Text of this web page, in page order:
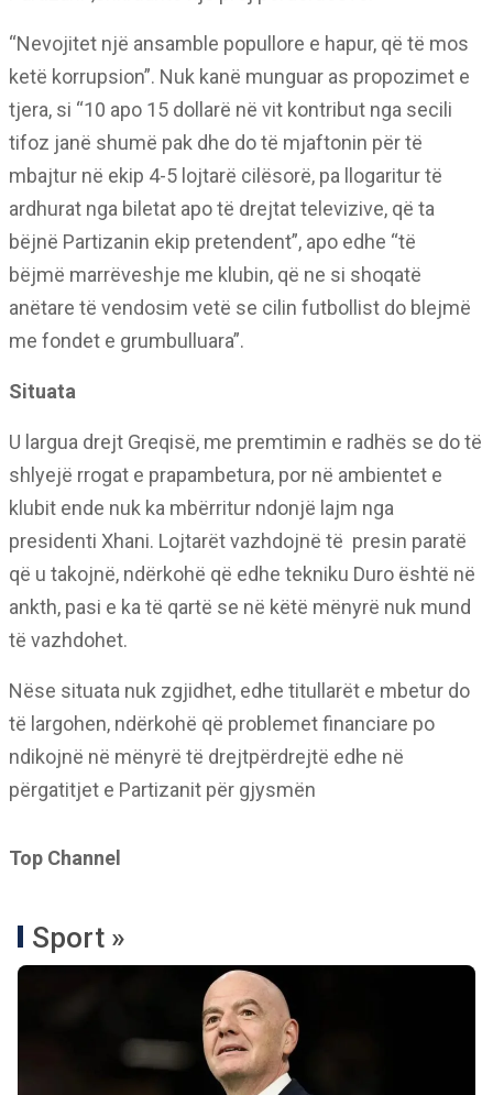
“Nevojitet një ansamble popullore e hapur, që të mos
ketë korrupsion”. Nuk kanë munguar as propozimet e
tjera, si “10 apo 15 dollarë në vit kontribut nga secili
tifoz janë shumë pak dhe do të mjaftonin për të
mbajtur në ekip 4-5 lojtarë cilësorë, pa llogaritur të
ardhurat nga biletat apo të drejtat televizive, që ta
bëjnë Partizanin ekip pretendent”, apo edhe “të
bëjmë marrëveshje me klubin, që ne si shoqatë
anëtare të vendosim vetë se cilin futbollist do blejmë
me fondet e grumbulluara”.
Situata
U largua drejt Greqisë, me premtimin e radhës se do të
shlyejë rrogat e prapambetura, por në ambientet e
klubit ende nuk ka mbërritur ndonjë lajm nga
presidenti Xhani. Lojtarët vazhdojnë të presin paratë
që u takojnë, ndërkohë që edhe tekniku Duro është në
ankth, pasi e ka të qartë se në këtë mënyrë nuk mund
të vazhdohet.
Nëse situata nuk zgjidhet, edhe titullarët e mbetur do
të largohen, ndërkohë që problemet financiare po
ndikojnë në mënyrë të drejtpërdrejtë edhe në
përgatitjet e Partizanit për gjysmën
Top Channel
Sport »